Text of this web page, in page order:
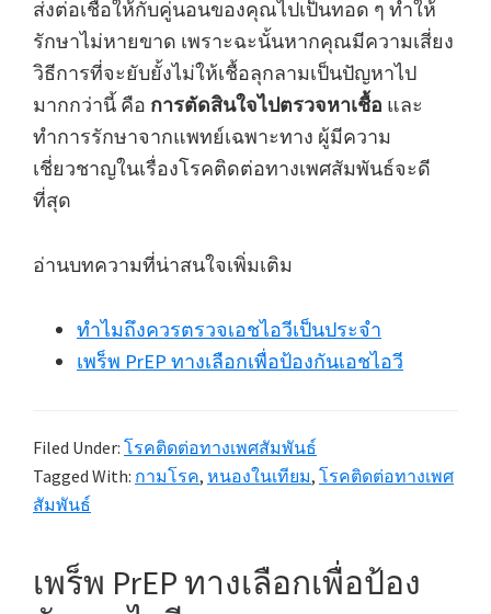
ส่งต่อเชื้อให้กับคู่นอนของคุณไปเป็นทอด ๆ ทำให้
รักษาไม่หายขาด เพราะฉะนั้นหากคุณมีความเสี่ยง
วิธีการที่จะยับยั้งไม่ให้เชื้อลุกลามเป็นปัญหาไป
มากกว่านี้ คือ การตัดสินใจไปตรวจหาเชื้อ และ
ทำการรักษาจากแพทย์เฉพาะทาง ผู้มีความ
เชี่ยวชาญในเรื่องโรคติดต่อทางเพศสัมพันธ์จะดี
ที่สุด
อ่านบทความที่น่าสนใจเพิ่มเติม
ทำไมถึงควรตรวจเอชไอวีเป็นประจำ
เพร็พ PrEP ทางเลือกเพื่อป้องกันเอชไอวี
Filed Under: โรคติดต่อทางเพศสัมพันธ์
Tagged With: กามโรค, หนองในเทียม, โรคติดต่อทางเพศ
สัมพันธ์
เพร็พ PrEP ทางเลือกเพื่อป้อง